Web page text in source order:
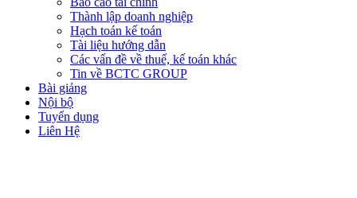
Thành lập doanh nghiệp
Hạch toán kế toán
Tài liệu hướng dẫn
Các vấn đề về thuế, kế toán khác
Tin về BCTC GROUP
Bài giảng
Nội bộ
Tuyển dụng
Liên Hệ